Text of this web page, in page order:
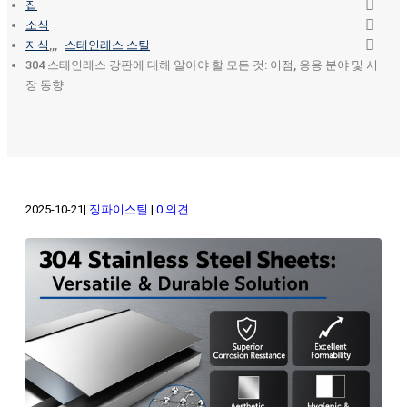
집
소식
지식
스테인레스 스틸
304 스테인레스 강판에 대해 알아야 할 모든 것: 이점, 응용 분야 및 시
장 동향
2025-10-21 징파이스틸 0 의견